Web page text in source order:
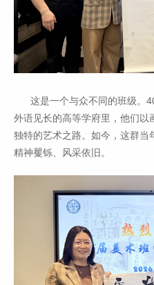
这是一个与众不同的班级。
外语见长的高等学府里，他们以
独特的艺术之路。如今，这群当
精神矍铄、风采依旧。